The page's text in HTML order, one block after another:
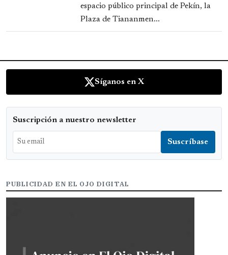
espacio público principal de Pekín, la
Plaza de Tiananmen...
Síganos en X
Suscripción a nuestro newsletter
PUBLICIDAD EN EL OJO DIGITAL